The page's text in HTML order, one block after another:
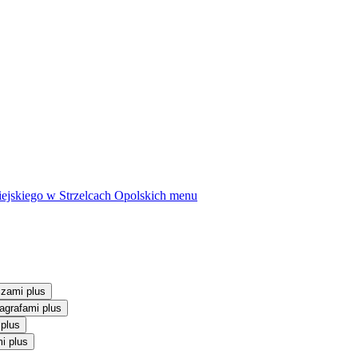
w Strzelcach Opolskich menu
plus
plus
plus